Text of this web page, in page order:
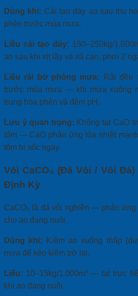
Dùng khi: Cải tạo đáy ao sau thu
phèn trước mùa mưa.
Liều cải tạo đáy: 150–250kg/
ao sau khi xịt lầy và xả cạn, phơi 2
Liều rải bờ phòng mưa: Rải đều
trước mùa mưa — khi mưa xuống
trung hòa phèn và đệm pH.
Lưu ý quan trọng: Không tạt CaO
tôm — CaO phản ứng tỏa nhiệt
tôm bị sốc ngay.
Vôi CaCO₃ (Đá Vôi / Vôi
Định Kỳ
CaCO₃ là đá vôi nghiền — phản ứng
cho ao đang nuôi.
Dùng khi: Kiềm ao xuống thấp
mưa để kéo kiềm trở lại.
Liều: 10–15kg/1.000m³ — tạt trực
khi ao đang nuôi.